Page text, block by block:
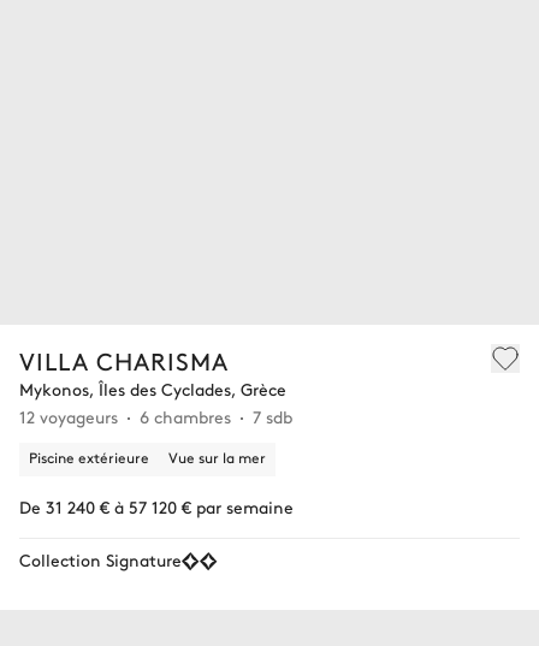
VILLA CHARISMA
Mykonos, Îles des Cyclades, Grèce
12 voyageurs
6 chambres 7 sdb
Piscine extérieure Vue sur la mer
De 31 240 € à 57 120 € par semaine
Collection Signature